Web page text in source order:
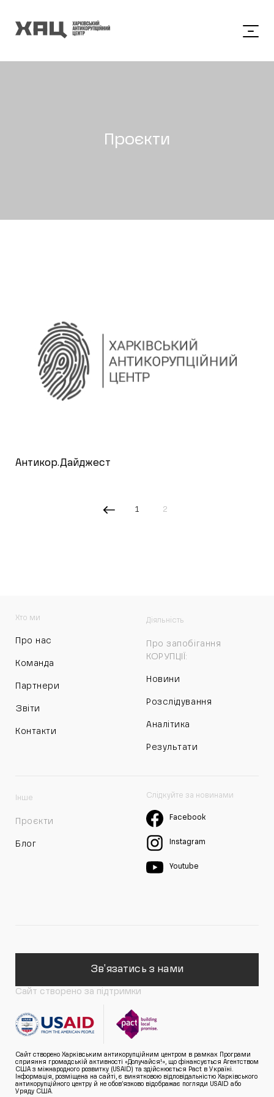
Проєкти
Антикор.Дайджест
1 2
Хто ми
Про нас
Команда
Партнери
Звіти
Контакти
Діяльність
Про запобігання
КОРУПЦІЇ:
Новини
Розслідування
Аналітика
Результати
Інше
Проєкти
Блог
Слідкуйте за новинами
Facebook
Instagram
Youtube
Зв'язатись з нами
Сайт створено за підтримки
Сайт створено Харківським антикорупційним центром в рамках Програми
сприяння громадській активності «Долучайся!», що фінансується Агентством
США з міжнародного розвитку (USAID) та здійснюється Pact в Україні.
Інформація, розміщена на сайті, є винятковою відповідальністю Харківського
антикорупційного центру й не обов’язково відображає погляди USAID або
Уряду США.